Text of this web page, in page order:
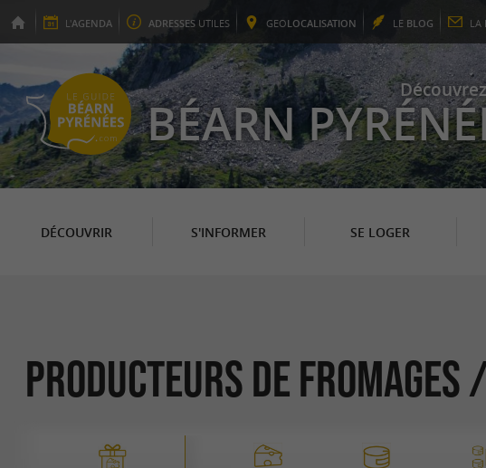
L'AGENDA ADRESSES UTILES GEOLOCALISATION LE BLOG LA
BÉARN
DÉCOUVRIR S'INFORMER SE LOGER
Producteurs de